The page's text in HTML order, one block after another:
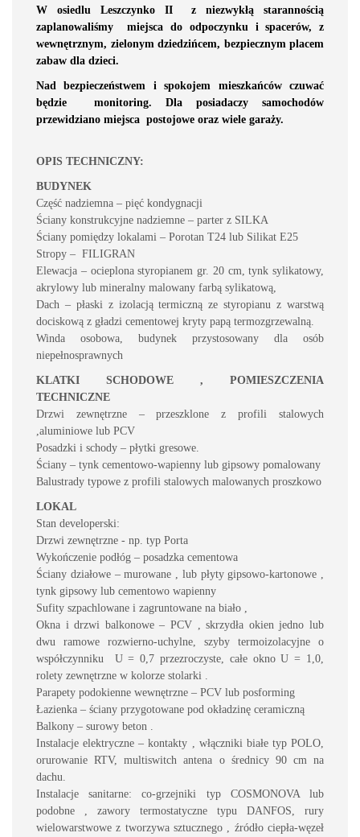
W osiedlu Leszczynko II z niezwykłą starannością
zaplanowaliśmy miejsca do odpoczynku i spacerów, z
wewnętrznym, zielonym dziedzińcem, bezpiecznym placem
zabaw dla dzieci.
Nad bezpieczeństwem i spokojem mieszkańców czuwać
będzie monitoring. Dla posiadaczy samochodów
przewidziano miejsca postojowe oraz wiele garaży.
OPIS TECHNICZNY:
BUDYNEK
Część nadziemna – pięć kondygnacji
Ściany konstrukcyjne nadziemne – parter z SILKA
Ściany pomiędzy lokalami – Porotan T24 lub Silikat E25
Stropy – FILIGRAN
Elewacja – ocieplona styropianem gr. 20 cm, tynk sylikatowy,
akrylowy lub mineralny malowany farbą sylikatową,
Dach – płaski z izolacją termiczną ze styropianu z warstwą
dociskową z gładzi cementowej kryty papą termozgrzewalną.
Winda osobowa, budynek przystosowany dla osób
niepełnosprawnych
KLATKI SCHODOWE , POMIESZCZENIA
TECHNICZNE
Drzwi zewnętrzne – przeszklone z profili stalowych
,aluminiowe lub PCV
Posadzki i schody – płytki gresowe.
Ściany – tynk cementowo-wapienny lub gipsowy pomalowany
Balustrady typowe z profili stalowych malowanych proszkowo
LOKAL
Stan developerski:
Drzwi zewnętrzne - np. typ Porta
Wykończenie podłóg – posadzka cementowa
Ściany działowe – murowane , lub płyty gipsowo-kartonowe ,
tynk gipsowy lub cementowo wapienny
Sufity szpachlowane i zagruntowane na biało ,
Okna i drzwi balkonowe – PCV , skrzydła okien jedno lub
dwu ramowe rozwierno-uchylne, szyby termoizolacyjne o
współczynniku U = 0,7 przezroczyste, całe okno U = 1,0,
rolety zewnętrzne w kolorze stolarki .
Parapety podokienne wewnętrzne – PCV lub posforming
Łazienka – ściany przygotowane pod okładzinę ceramiczną
Balkony – surowy beton .
Instalacje elektryczne – kontakty , włączniki białe typ POLO,
orurowanie RTV, multiswitch antena o średnicy 90 cm na
dachu.
Instalacje sanitarne: co-grzejniki typ COSMONOVA lub
podobne , zawory termostatyczne typu DANFOS, rury
wielowarstwowe z tworzywa sztucznego , źródło ciepła-węzeł